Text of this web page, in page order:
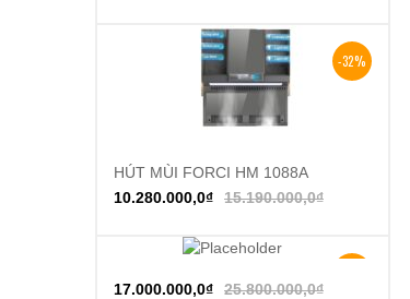
-32%
Thêm vào giỏ hàng
HÚT MÙI FORCI HM 1088A
15.190.000,0₫
10.280.000,0₫
Thêm vào giỏ hàng
25.800.000,0₫
17.000.000,0₫